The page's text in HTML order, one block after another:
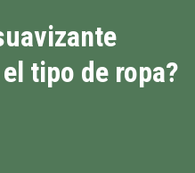
tipo de ropa?